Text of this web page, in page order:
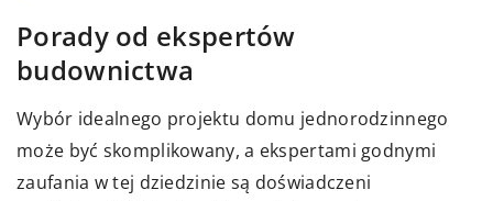
Porady od ekspertów
budownictwa
Wybór idealnego projektu domu jednorodzinnego
może być skomplikowany, a ekspertami godnymi
zaufania w tej dziedzinie są doświadczeni